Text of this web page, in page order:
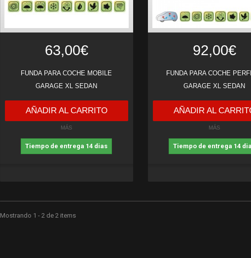
63,00€
FUNDA PARA COCHE MOBILE
GARAGE XL SEDAN
AÑADIR AL CARRITO
MÁS
Tiempo de entrega 14 dias
92,00€
FUNDA PARA COCHE
GARAGE XL SEDAN
AÑADIR AL
MÁS
Tiempo de entrega 14
Mostrando 1 - 2 de 2 items